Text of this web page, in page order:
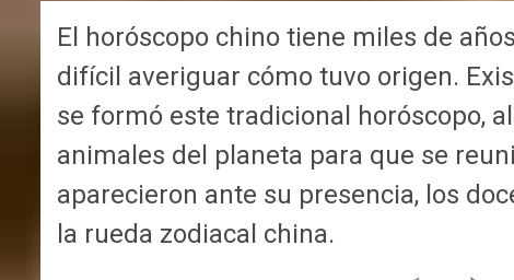
El horóscopo chino tiene miles de
difícil averiguar cómo tuvo origen.
se formó este tradicional horóscopo,
animales del planeta para que se
aparecieron ante su presencia, los
la rueda zodiacal china.